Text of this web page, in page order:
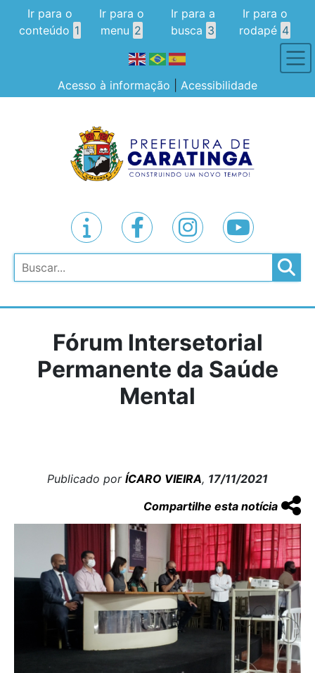
Ir para o
conteúdo 1
Ir para o
menu 2
Ir para a
busca 3
Ir para o
rodapé 4
Acesso à informação Acessibilidade
Pesquisar
Fórum Intersetorial
Permanente da Saúde
Mental
Publicado por ÍCARO VIEIRA, 17/11/2021
Compartilhe esta notícia